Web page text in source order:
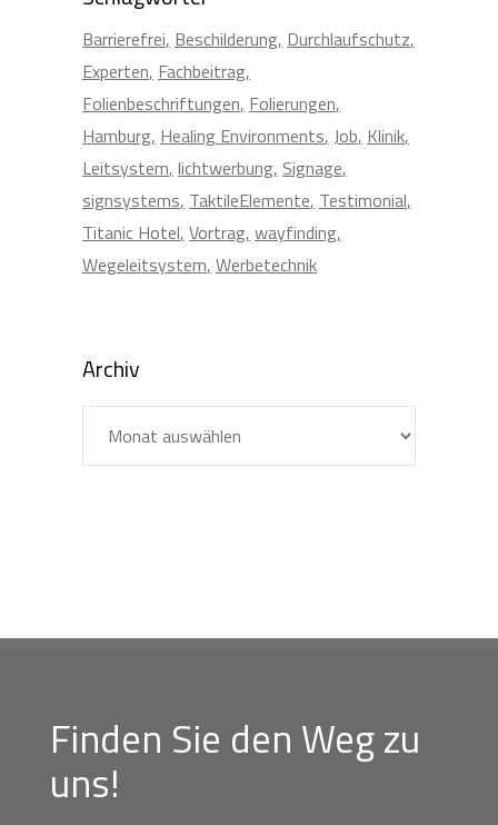
Barrierefrei Beschilderung Durchlaufschutz
Experten Fachbeitrag
Folienbeschriftungen Folierungen
Hamburg Healing Environments Job Klinik
Leitsystem lichtwerbung Signage
signsystems TaktileElemente Testimonial
Titanic Hotel Vortrag wayfinding
Wegeleitsystem Werbetechnik
Archiv
Finden Sie den Weg zu
uns!